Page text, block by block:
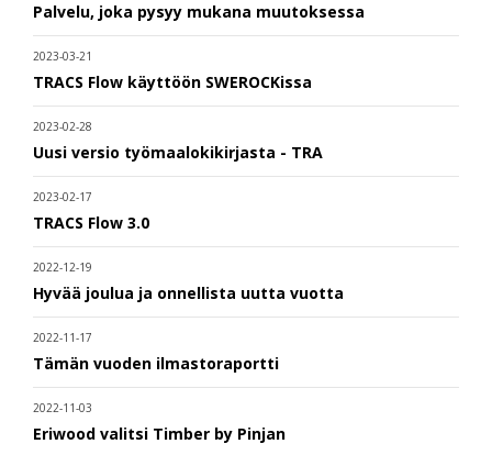
Palvelu, joka pysyy mukana muutoksessa
2023-03-21
TRACS Flow käyttöön SWEROCKissa
2023-02-28
Uusi versio työmaalokikirjasta - TRA
2023-02-17
TRACS Flow 3.0
2022-12-19
Hyvää joulua ja onnellista uutta vuotta
2022-11-17
Tämän vuoden ilmastoraportti
2022-11-03
Eriwood valitsi Timber by Pinjan